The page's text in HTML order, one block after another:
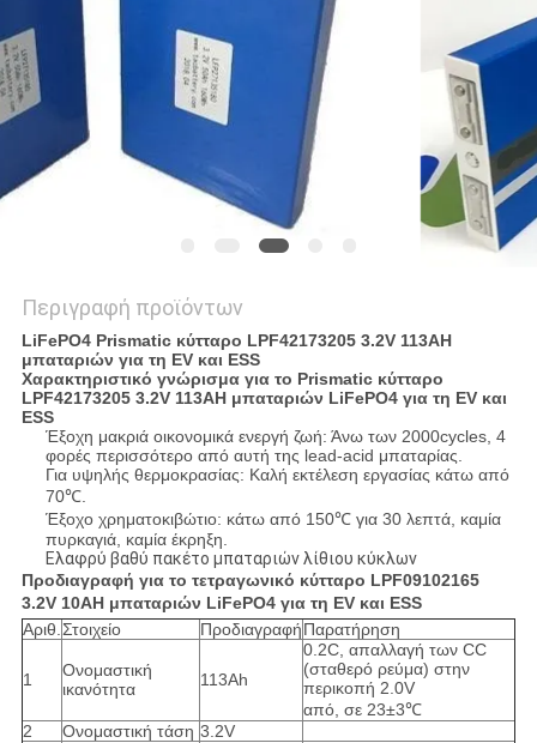
SITEMAP
PRIVACY
POLICY
Περιγραφή προϊόντων
LiFePO4 Prismatic κύτταρο LPF42173205 3.2V 113AH
μπαταριών για τη EV και ESS
Χαρακτηριστικό γνώρισμα για το Prismatic κύτταρο
LPF42173205 3.2V 113AH μπαταριών LiFePO4 για τη EV και
ESS
Έξοχη μακριά οικονομικά ενεργή ζωή: Άνω των 2000cycles, 4
φορές περισσότερο από αυτή της lead-acid μπαταρίας.
Για υψηλής θερμοκρασίας: Καλή εκτέλεση εργασίας κάτω από
70℃.
Έξοχο χρηματοκιβώτιο: κάτω από 150℃ για 30 λεπτά, καμία
πυρκαγιά, καμία έκρηξη.
Ελαφρύ βαθύ πακέτο μπαταριών λίθιου κύκλων
Προδιαγραφή για το τετραγωνικό κύτταρο LPF09102165
3.2V 10AH μπαταριών LiFePO4 για τη EV και ESS
Αριθ.Στοιχείο ΠροδιαγραφήΠαρατήρηση
1
Ονομαστική
ικανότητα
113Ah
0.2C, απαλλαγή των CC
(σταθερό ρεύμα) στην
περικοπή 2.0V
από, σε 23±3℃
2
Ονομαστική τάση 3.2V